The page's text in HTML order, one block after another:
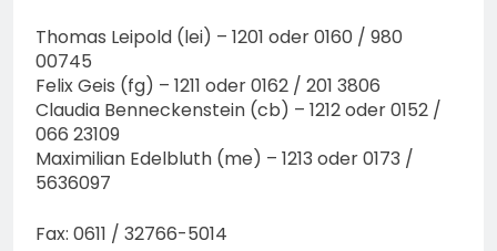
Thomas Leipold (lei) – 1201 oder 0160 / 980
00745
Felix Geis (fg) – 1211 oder 0162 / 201 3806
Claudia Benneckenstein (cb) – 1212 oder 0152 /
066 23109
Maximilian Edelbluth (me) – 1213 oder 0173 /
5636097
Fax: 0611 / 32766-5014